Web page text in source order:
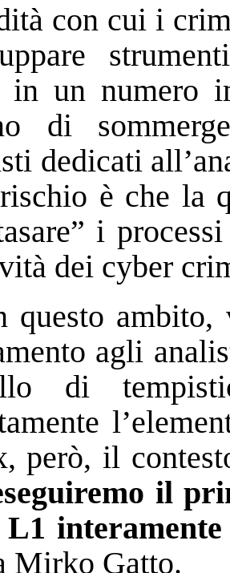
con cui i
in un numero
di
dedicati
è che la
i
dei cyber
questo ambito,
agli
di
però, il
il
L1
Mirko Gatto.